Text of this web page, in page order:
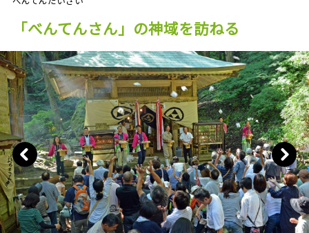
「べんてんさん」の神域を訪ねる